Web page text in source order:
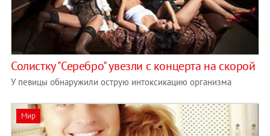
Солистку "Серебро" увезли с концерта на скорой
У певицы обнаружили острую интоксикацию организма
Мир